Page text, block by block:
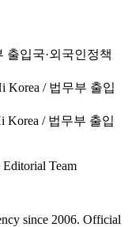
출입국·외국인정책
Korea / 법무부 출입
Korea / 법무부 출입
Team
since 2006. Official